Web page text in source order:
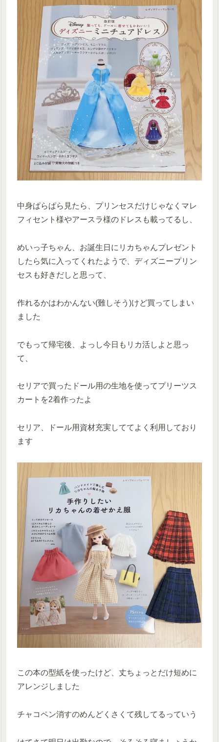
中身ぱらぱら見たら、プリンセスだけじゃなくマレ
フィセント様やアースラ様のドレスも載ってるし、
めいっ子ちゃん、お誕生日にリカちゃんプレゼント
したら気に入ってくれたようで、ディズニープリン
セスも好きだしと思って、
作れるかはわかんない(難しそう)けど買ってしまい
ました
でもって帰宅後、よっし今日もリカ活しよと思っ
て、
セリアで買ったドール用の生地を使ってプリーツス
カートを2着作ったよ
セリア、ドール用資材充実しててよく利用しており
ます
この本の型紙を使ったけど、丈ちょっとだけ短めに
アレンジしました
チャコペン消すのめんどくさくて残してるっていう